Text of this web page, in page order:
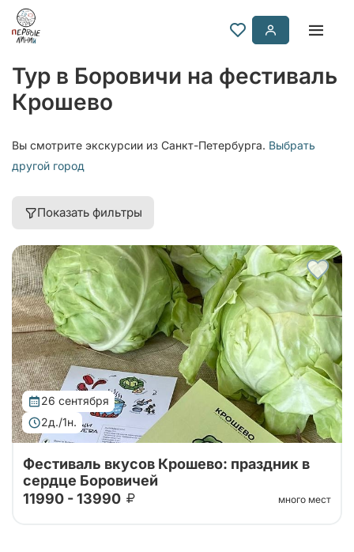
Тур в Боровичи на фестиваль
Крошево
Вы смотрите экскурсии из Санкт-Петербурга. Выбрать
другой город
Показать фильтры
26 сентября
2д./1н.
Фестиваль вкусов Крошево: праздник в
сердце Боровичей
11990 - 13990
много мест